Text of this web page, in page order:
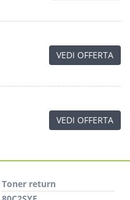
VEDI OFFERTA
VEDI OFFERTA
Toner return